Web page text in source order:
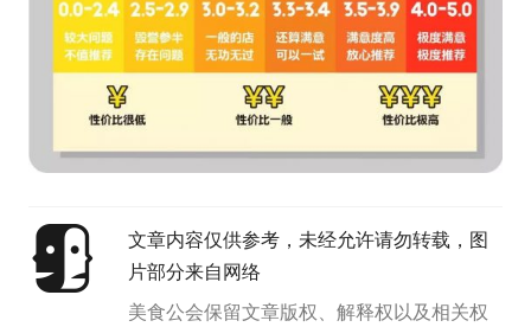
文章内容仅供参考，未经允许请勿转载，图
片部分来自网络
美食公会保留文章版权、解释权以及相关权